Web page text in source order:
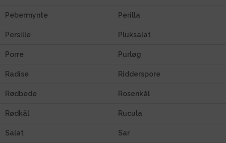
Pebermynte Perilla
Persille Pluksalat
Porre Purløg
Radise Ridderspore
Rødbede Rosenkål
Rødkål Rucula
Salat Sar